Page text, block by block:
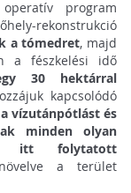
program
rekonstrukció
a tómedret, majd
a fészkelési idő
30 hektárral
kapcsolódó
vízutánpótlást és
minden olyan
itt folytatott
a terület